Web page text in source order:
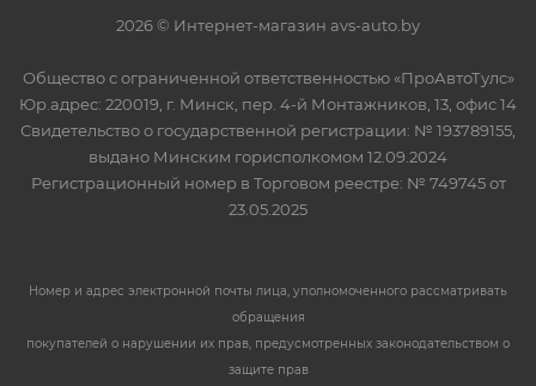
2026 © Интернет-магазин avs-auto.by
Общество с ограниченной ответственностью «ПроАвтоТулс»
Юр.адрес: 220019, г. Минск, пер. 4-й Монтажников, 13, офис 14
Свидетельство о государственной регистрации: № 193789155,
выдано Минским горисполкомом 12.09.2024
Регистрационный номер в Торговом реестре: № 749745 от
23.05.2025
Номер и адрес электронной почты лица, уполномоченного рассматривать
обращения
покупателей о нарушении их прав, предусмотренных законодательством о
защите прав